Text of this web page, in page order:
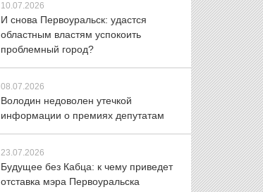
10.07.2026
И снова Первоуральск: удастся
областным властям успокоить
проблемный город?
08.07.2026
Володин недоволен утечкой
информации о премиях депутатам
23.07.2026
Будущее без Кабца: к чему приведет
отставка мэра Первоуральска